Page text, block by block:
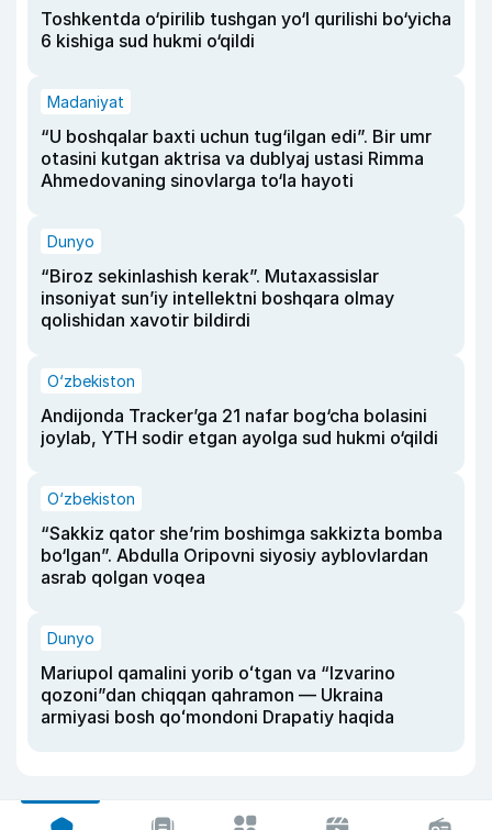
Toshkentda o‘pirilib tushgan yo‘l qurilishi bo‘yicha
6 kishiga sud hukmi o‘qildi
Madaniyat
“U boshqalar baxti uchun tug‘ilgan edi”. Bir umr
otasini kutgan aktrisa va dublyaj ustasi Rimma
Ahmedovaning sinovlarga to‘la hayoti
Dunyo
“Biroz sekinlashish kerak”. Mutaxassislar
insoniyat sun’iy intellektni boshqara olmay
qolishidan xavotir bildirdi
O‘zbekiston
Andijonda Tracker’ga 21 nafar bog‘cha bolasini
joylab, YTH sodir etgan ayolga sud hukmi o‘qildi
O‘zbekiston
“Sakkiz qator she’rim boshimga sakkizta bomba
bo‘lgan”. Abdulla Oripovni siyosiy ayblovlardan
asrab qolgan voqea
Dunyo
Mariupol qamalini yorib oʻtgan va “Izvarino
qozoni”dan chiqqan qahramon — Ukraina
armiyasi bosh qoʻmondoni Drapatiy haqida